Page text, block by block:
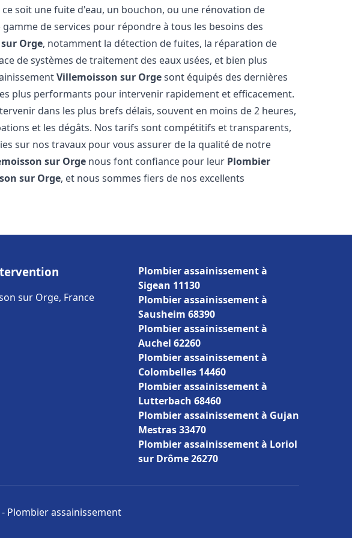
ce soit une fuite d'eau, un bouchon, ou une rénovation de
de services pour répondre à tous les besoins des
Orge, notamment la détection de fuites, la réparation de
de systèmes de traitement des eaux usées, et bien plus
Villemoisson sur Orgesont équipés des dernières
plus performants pour intervenir rapidement et efficacement.
dans les plus brefs délais, souvent en moins de 2 heures,
et les dégâts. Nos tarifs sont compétitifs et transparents,
sur nos travaux pour vous assurer de la qualité de notre
sur Orge nous font confiance pour leur Plombier
sur Orge, et nous sommes fiers de nos excellents
sur Orge, France
Plombier assainissement à
Sigean 11130
Plombier assainissement à
Sausheim 68390
Plombier assainissement à
Auchel 62260
Plombier assainissement à
Colombelles 14460
Plombier assainissement à
Lutterbach 68460
Plombier assainissement à Gujan
Mestras 33470
Plombier assainissement à Loriol
sur Drôme 26270
Plombier assainissement